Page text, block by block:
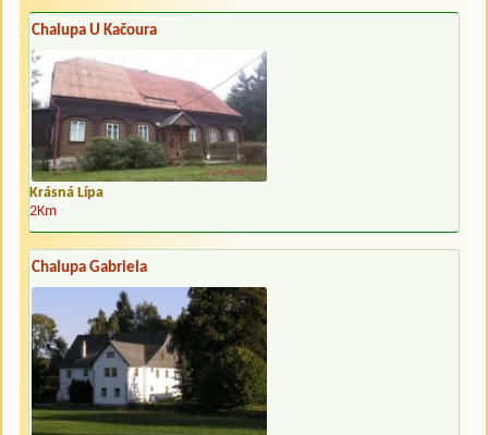
Chalupa U Kačoura
Krásná Lípa
2Km
Chalupa Gabriela